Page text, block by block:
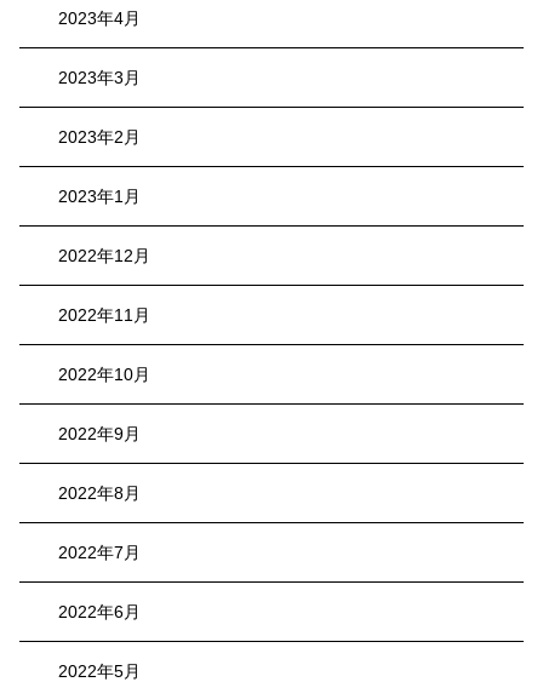
2023年4月
2023年3月
2023年2月
2023年1月
2022年12月
2022年11月
2022年10月
2022年9月
2022年8月
2022年7月
2022年6月
2022年5月